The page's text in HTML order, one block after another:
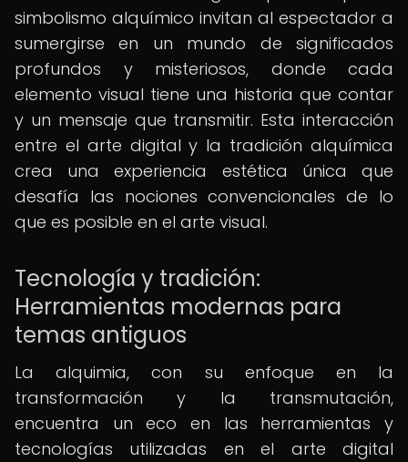
simbolismo alquímico invitan al espectador a
sumergirse en un mundo de significados
profundos y misteriosos, donde cada
elemento visual tiene una historia que contar
y un mensaje que transmitir. Esta interacción
entre el arte digital y la tradición alquímica
crea una experiencia estética única que
desafía las nociones convencionales de lo
que es posible en el arte visual.
Tecnología y tradición:
Herramientas modernas para
temas antiguos
La alquimia, con su enfoque en la
transformación y la transmutación,
encuentra un eco en las herramientas y
tecnologías utilizadas en el arte digital